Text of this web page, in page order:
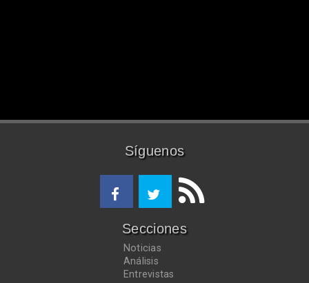
Síguenos
Secciones
Noticias
Análisis
Entrevistas